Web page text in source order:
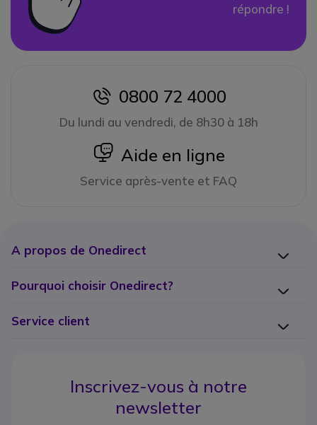
répondre !
icon
0800 72 4000
Du lundi au vendredi, de 8h30 à 18h
icon
Aide en ligne
Service après-vente et FAQ
A propos de Onedirect
Pourquoi choisir Onedirect?
Service client
Inscrivez-vous à notre
newsletter